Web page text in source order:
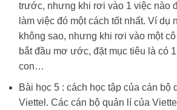
trước, nhưng khi rơi vào 1 việc nào
làm việc đó một cách tốt nhất. Ví
không sao, nhưng khi rơi vào một
bắt đầu mơ ước, đặt mục tiêu là có
con…
Bài học 5 : cách học tập của cán bộ
Viettel. Các cán bộ quản lí của